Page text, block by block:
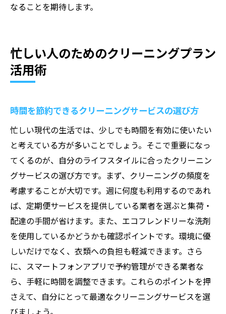
なることを期待します。
忙しい人のためのクリーニングプラン
活用術
時間を節約できるクリーニングサービスの選び方
忙しい現代の生活では、少しでも時間を有効に使いたい
と考えている方が多いことでしょう。そこで重要になっ
てくるのが、自分のライフスタイルに合ったクリーニン
グサービスの選び方です。まず、クリーニングの頻度を
考慮することが大切です。週に何度も利用するのであれ
ば、定期便サービスを提供している業者を選ぶと集荷・
配達の手間が省けます。また、エコフレンドリーな洗剤
を使用しているかどうかも確認ポイントです。環境に優
しいだけでなく、衣類への負担も軽減できます。さら
に、スマートフォンアプリで予約管理ができる業者な
ら、手軽に時間を調整できます。これらのポイントを押
さえて、自分にとって最適なクリーニングサービスを選
びましょう。